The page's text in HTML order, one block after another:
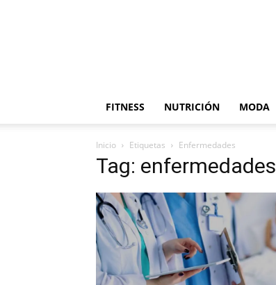
FITNESS NUTRICIÓN MODA
Inicio Etiquetas Enfermedades
Tag: enfermedades